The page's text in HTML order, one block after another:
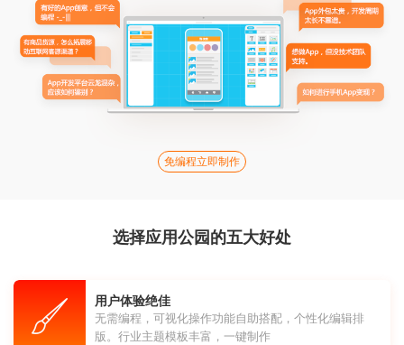
免编程立即制作
选择应用公园的五大好处
用户体验绝佳
无需编程，可视化操作功能自助搭配，个性化编辑排
版。行业主题模板丰富，一键制作